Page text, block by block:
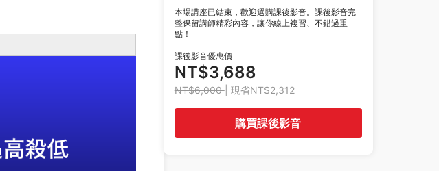
本場講座已結束，歡迎選購課後影音。課後影音完
整保留講師精彩內容，讓你線上複習、不錯過重
點！
課後影音優惠價
NT$3,688
NT$6,000| 現省NT$2,312
購買課後影音